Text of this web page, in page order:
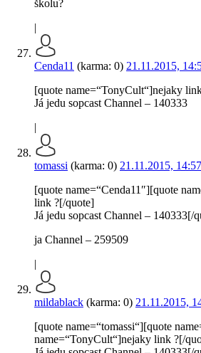
školu?
|
Cenda11 (karma: 0) 21.11.2015,
[quote name=“TonyCult“]nejaky
Já jedu sopcast Channel – 140333
|
tomassi (karma: 0) 21.11.2015, 14:57
[quote name=“Cenda11″][quote
link ?[/quote]
Já jedu sopcast Channel – 140333[/
ja Channel – 259509
|
mildablack (karma: 0) 21.11.2015,
[quote name=“tomassi“][quote
name=“TonyCult“]nejaky link ?[/